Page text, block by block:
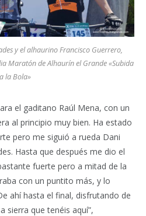
y el alhaurino Francisco Guerrero,
Maratón de Alhaurín el Grande «Subida
a la Bola»
el gaditano Raúl Mena, con un
al principio muy bien. Ha estado
pero me siguió a rueda Dani
Hasta que después me dio el
fuerte pero a mitad de la
con un puntito más, y lo
ahí hasta el final, disfrutando de
sierra que tenéis aquí”,